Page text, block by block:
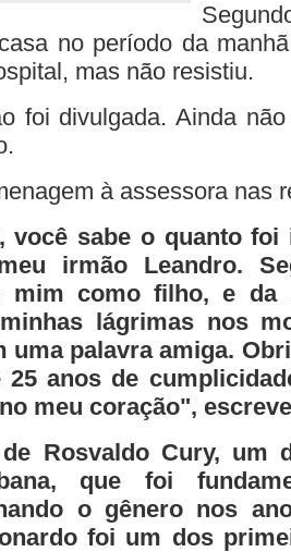
no período da
mas não resistiu.
foi divulgada. Ainda
à assessora nas
você sabe o quanto foi
irmão Leandro.
mim como filho, e da
lágrimas nos
uma palavra amiga.
anos de
meu coração",
Rosvaldo Cury, um
que foi
o gênero nos
foi um dos